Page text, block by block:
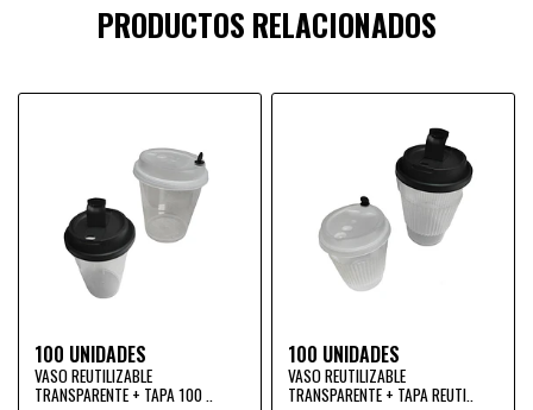
PRODUCTOS RELACIONADOS
100 UNIDADES
VASO REUTILIZABLE
TRANSPARENTE + TAPA 100 ..
100 UNIDADES
VASO REUTILIZABLE
TRANSPARENTE + TAPA REUTI..